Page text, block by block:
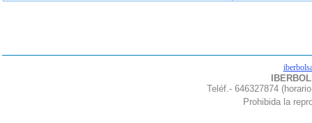
Teléf.- 646327874
Prohibida la